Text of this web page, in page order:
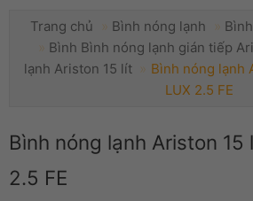
Trang chủ » Bình nóng lạnh »
» Bình Bình nóng lạnh gián tiếp
lạnh Ariston 15 lít » Bình nóng lạnh
LUX 2.5 FE
Bình nóng lạnh Ariston 15
2.5 FE